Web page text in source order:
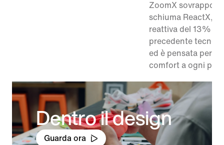
ZoomX
schiuma ReactX, è
reattiva del 13%
precedente
ed è pensata per
comfort a ogni
Dentro il design
Guarda ora